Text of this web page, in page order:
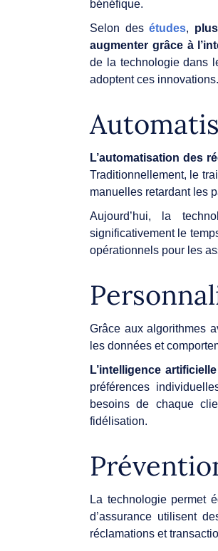
bénéfique.
Selon desétudes,
augmenter grâce à
de la technologie dans
adoptent ces
L’automatisation des
Traditionnellement, le
manuelles retardant les
Aujourd’hui, la
significativement le
opérationnels pour les
Grâce aux algorithmes
les données et
L’intelligence
préférences
besoins de chaque
fidélisation.
La technologie permet
d’assurance utilisent
réclamations et